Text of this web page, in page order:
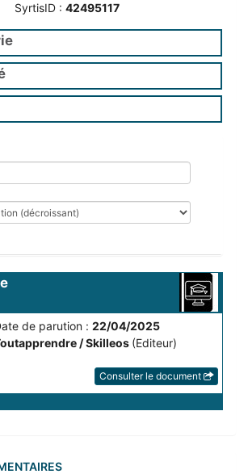
SyrtisID : 42495117
de parution : 22/04/2025
/ Skilleos (Editeur)
Consulter le document